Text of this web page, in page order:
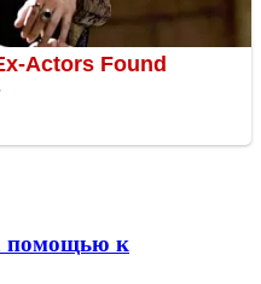
помощью к